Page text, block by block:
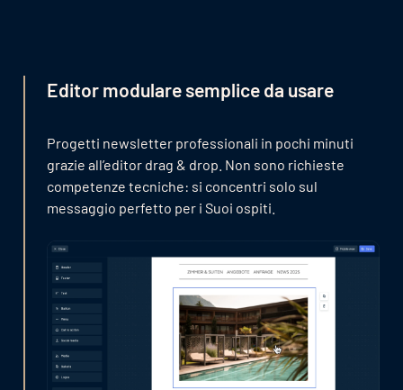
Editor modulare semplice da usare
Progetti newsletter professionali in pochi minuti
grazie all’editor drag & drop. Non sono richieste
competenze tecniche: si concentri solo sul
messaggio perfetto per i Suoi ospiti.